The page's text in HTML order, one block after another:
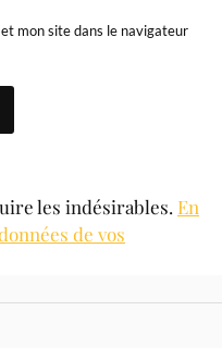
mon site dans le navigateur
les indésirables. En
de vos